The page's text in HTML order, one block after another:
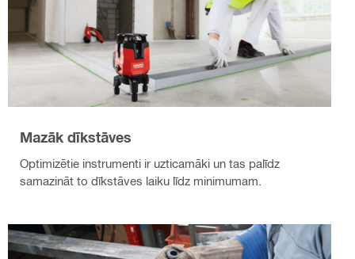
Mazāk dīkstāves
Optimizētie instrumenti ir uzticamāki un tas palīdz
samazināt to dīkstāves laiku līdz minimumam.